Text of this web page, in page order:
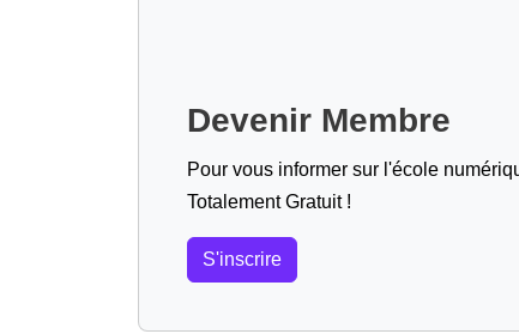
Devenir Membre
Pour vous informer sur l'école
Totalement Gratuit !
S'inscrire